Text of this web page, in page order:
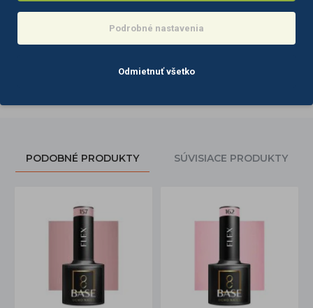
PODOBNÉ PRODUKTY SÚVISIACE PRODUKTY
Podrobné nastavenia
Odmietnuť všetko